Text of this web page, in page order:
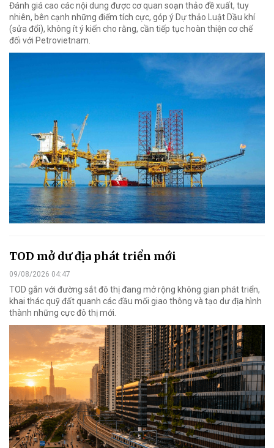
Đánh giá cao các nội dung được cơ quan soạn thảo đề xuất, tuy
nhiên, bên cạnh những điểm tích cực, góp ý Dự thảo Luật Dầu khí
(sửa đổi), không ít ý kiến cho rằng, cần tiếp tục hoàn thiện cơ chế
đối với Petrovietnam.
TOD mở dư địa phát triển mới
09/08/2026 04:47
TOD gắn với đường sắt đô thị đang mở rộng không gian phát triển,
khai thác quỹ đất quanh các đầu mối giao thông và tạo dư địa hình
thành những cực đô thị mới.